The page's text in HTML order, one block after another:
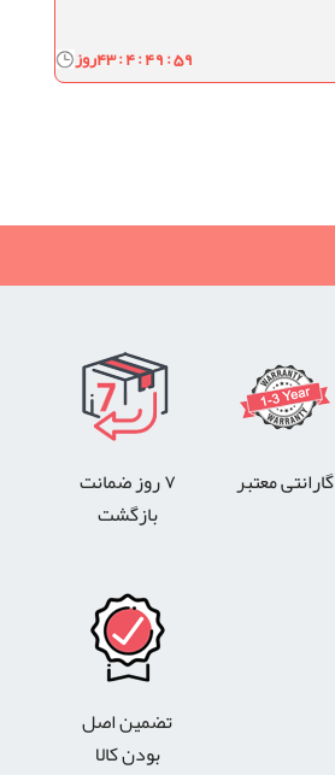
روز43 : 4 : 49 : 58
گارانتی معتبر
۷ روز ضمانت
بازگشت
تضمین اصل
بودن کالا